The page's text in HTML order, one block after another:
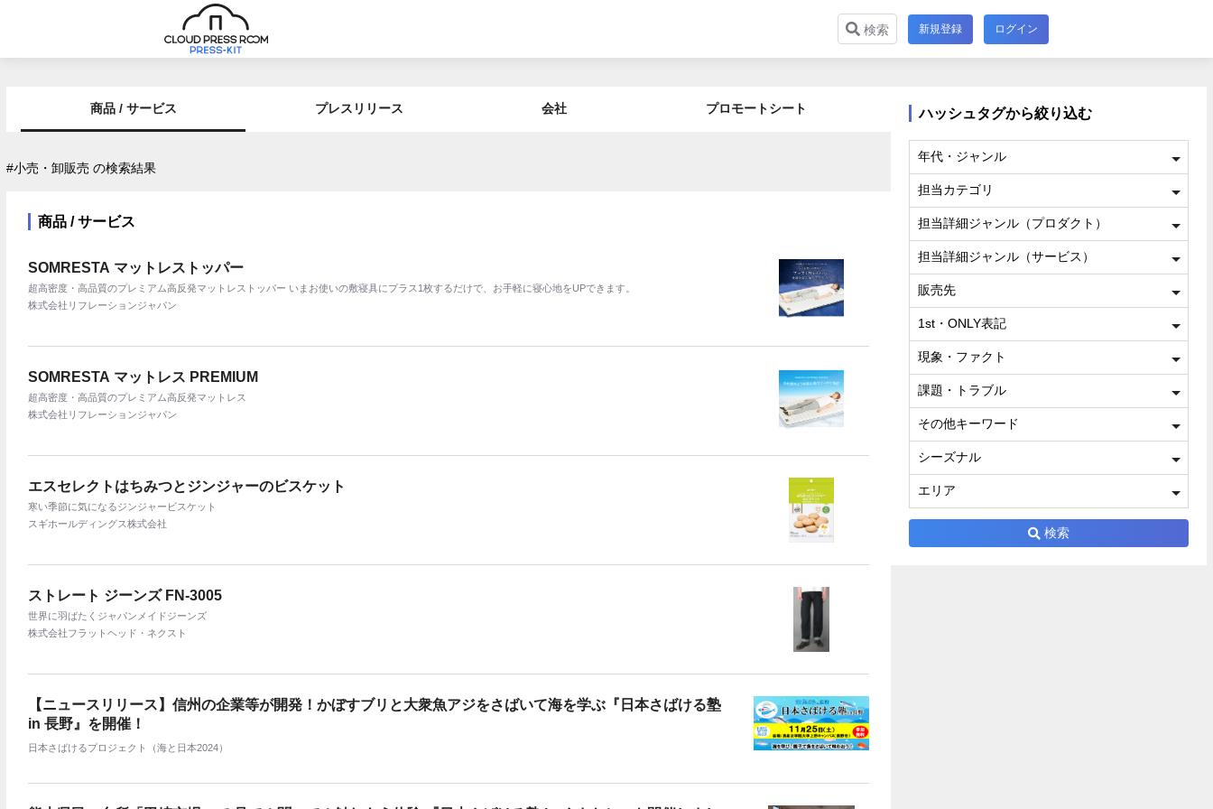
検索 新規登録 ログイン
商品 / サービス プレスリリース 会社 プロモートシート
#小売・卸販売 の検索結果
商品 / サービス
SOMRESTA マットレストッパー
超高密度・高品質のプレミアム高反発マットレストッパー いまお使いの敷寝具にプラス1枚するだけで、お手軽に寝心地をUPできます。
株式会社リフレーションジャパン
SOMRESTA マットレス PREMIUM
超高密度・高品質のプレミアム高反発マットレス
株式会社リフレーションジャパン
エスセレクトはちみつとジンジャーのビスケット
寒い季節に気になるジンジャービスケット
スギホールディングス株式会社
ストレート ジーンズ FN-3005
世界に羽ばたくジャパンメイドジーンズ
株式会社フラットヘッド・ネクスト
【ニュースリリース】信州の企業等が開発！かぼすブリと大衆魚アジをさばいて海を学ぶ『日本さばける塾
in 長野』を開催！
日本さばけるプロジェクト（海と日本2024）
ハッシュタグから絞り込む
年代・ジャンル
担当カテゴリ
担当詳細ジャンル（プロダクト）
担当詳細ジャンル（サービス）
販売先
1st・ONLY表記
現象・ファクト
課題・トラブル
その他キーワード
シーズナル
エリア
検索